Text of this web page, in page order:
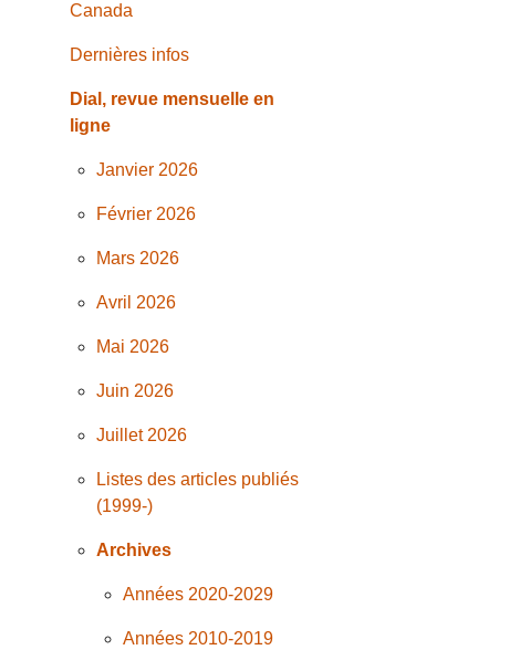
Canada
Dernières infos
Dial, revue mensuelle en
ligne
Janvier 2026
Février 2026
Mars 2026
Avril 2026
Mai 2026
Juin 2026
Juillet 2026
Listes des articles publiés
(1999-)
Archives
Années 2020-2029
Années 2010-2019